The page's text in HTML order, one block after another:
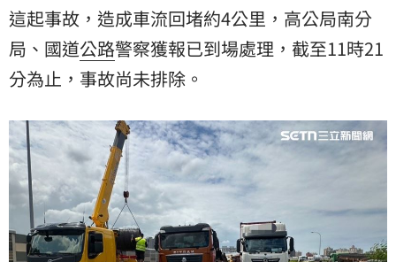
這起事故，造成車流回堵約4公里，高公局南分
局、國道公路警察獲報已到場處理，截至11時21
分為止，事故尚未排除。